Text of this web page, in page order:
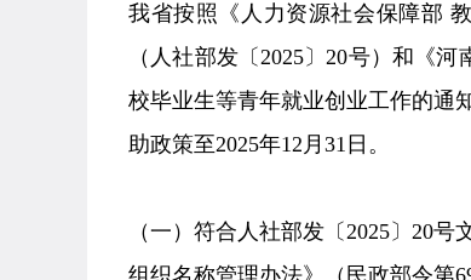
我省按照《人力资源社会保障部
（人社部发〔2025〕20号）和《
校毕业生等青年就业创业工作的通
助政策至2025年12月31日。
（一）符合人社部发〔2025〕20
组织名称管理办法》（民政部令第